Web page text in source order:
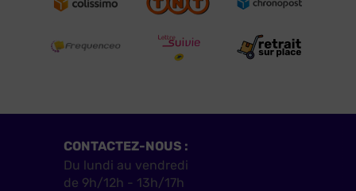
CONTACTEZ-NOUS :
Du lundi au vendredi
de 9h/12h - 13h/17h